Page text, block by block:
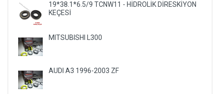
19*38.1*6.5/9 TCNW11 - HİDROLİK DİRESKİYON
KEÇESİ
MITSUBISHI L300
AUDI A3 1996-2003 ZF